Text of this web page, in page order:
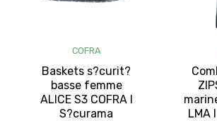
COFRA
Baskets s?curit?
basse femme
ALICE S3 COFRA l
S?curama
LMA